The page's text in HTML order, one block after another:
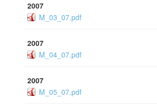
2007
M_03_07.pdf
2007
M_04_07.pdf
2007
M_05_07.pdf